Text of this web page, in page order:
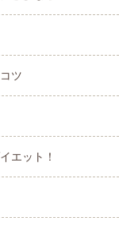
ツ
エット！